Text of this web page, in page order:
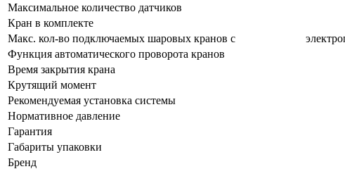
Максимальное количество датчиков
Кран в комплекте
Макс. кол-во подключаемых шаровых кранов с
Функция автоматического проворота кранов
Время закрытия крана
Крутящий момент
Рекомендуемая установка системы
Нормативное давление
Гарантия
Габариты упаковки
Бренд